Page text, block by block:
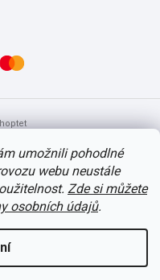
umožnili pohodlné
webu neustále
Zde si můžete
osobních údajů.
vyhrazena.Upravit nastavení